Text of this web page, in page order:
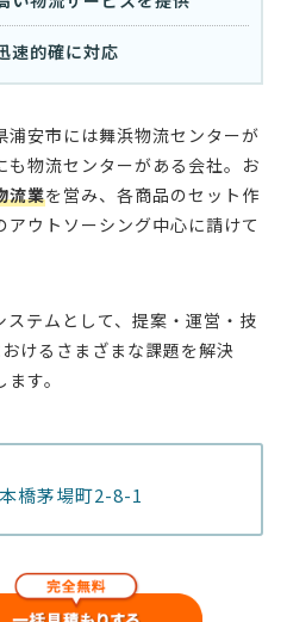
速的確に対応
安市には舞浜物流センターが
物流センターがある会社。お
流業を営み、各商品のセット作
ウトソーシング中心に請けて
テムとして、提案・運営・技
けるさまざまな課題を解決
す。
橋茅場町2-8-1